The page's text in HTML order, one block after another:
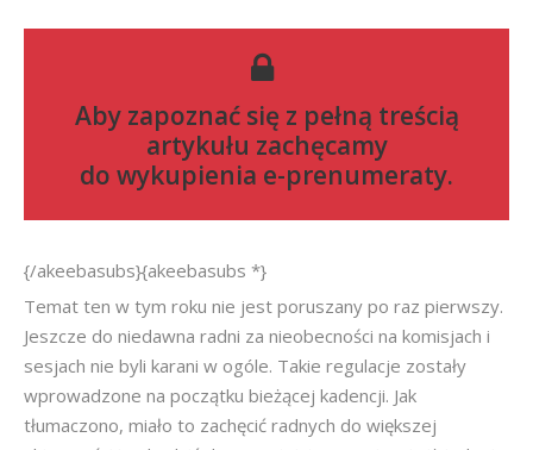
Aby zapoznać się z pełną treścią
artykułu zachęcamy
do wykupienia e-prenumeraty.
{/akeebasubs}{akeebasubs *}
Temat ten w tym roku nie jest poruszany po raz pierwszy.
Jeszcze do niedawna radni za nieobecności na komisjach i
sesjach nie byli karani w ogóle. Takie regulacje zostały
wprowadzone na początku bieżącej kadencji. Jak
tłumaczono, miało to zachęcić radnych do większej